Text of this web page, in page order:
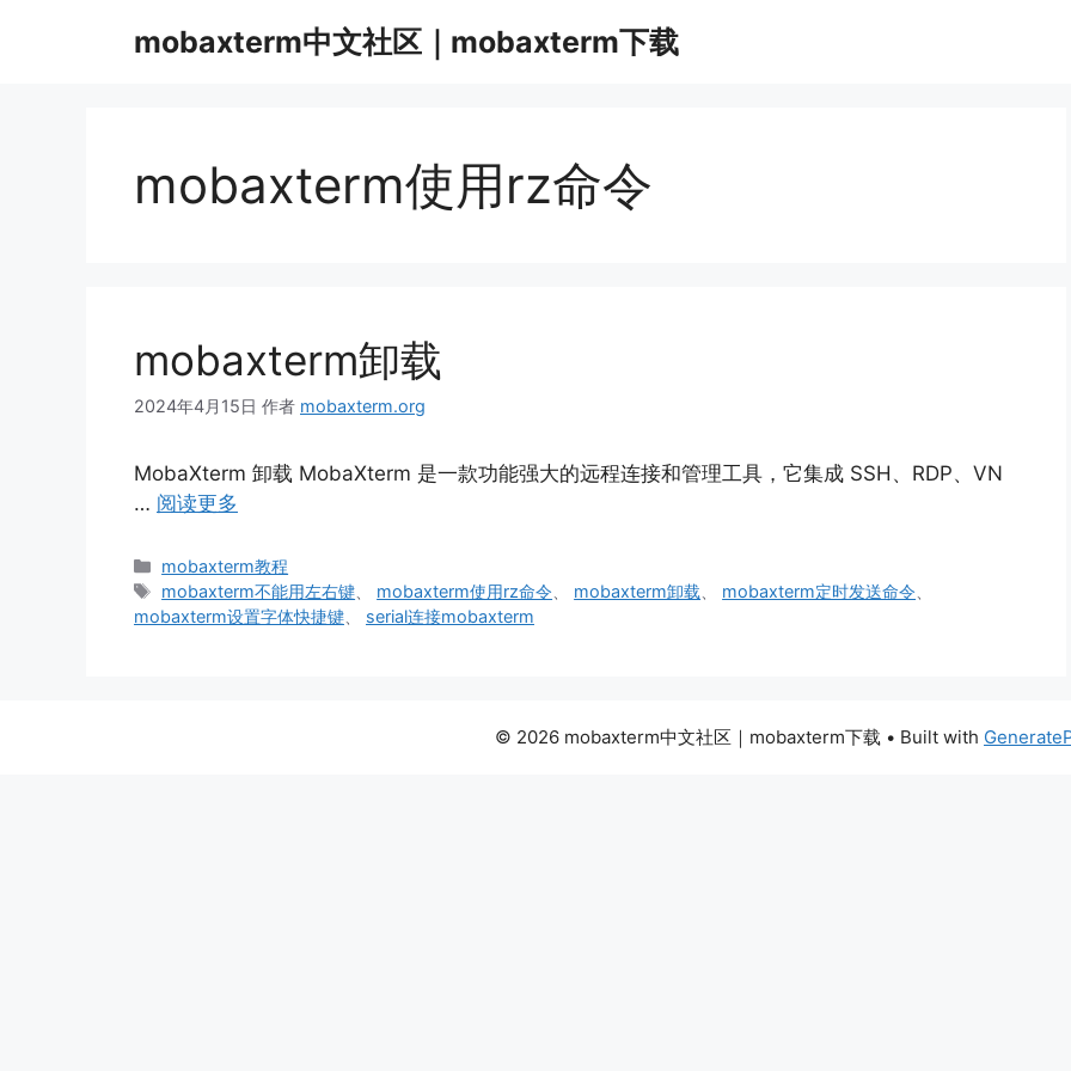
mobaxterm中文社区｜mobaxterm下载
mobaxterm使用rz命令
mobaxterm卸载
2024年4月15日 作者 mobaxterm.org
MobaXterm 卸载 MobaXterm 是一款功能强大的远程连接和管理工具，它集成 SSH、RDP、VN
… 阅读更多
分
类
mobaxterm教程
标
签
mobaxterm不能用左右键 mobaxterm使用rz命令 mobaxterm卸载 mobaxterm定时发送命令
mobaxterm设置字体快捷键
serial连接mobaxterm
© 2026 mobaxterm中文社区｜mobaxterm下载 • Built with